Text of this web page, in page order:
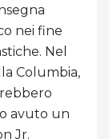
nei fine
Nel
Columbia,
avuto un
Jr.